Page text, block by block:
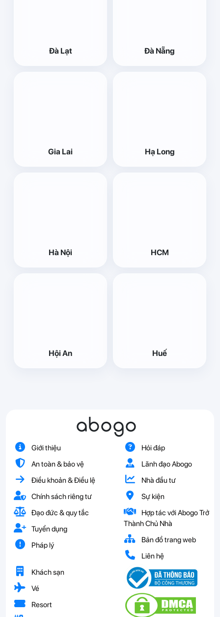
Đà Lạt Đà Nẵng
Gia Lai Hạ Long
Hà Nội HCM
Hội An Huế
abogo
Giới thiệu
An toàn & bảo vệ
Điều khoản & Điều lệ
Chính sách riêng tư
Đạo đức & quy tắc
Tuyển dụng
Pháp lý
Hỏi đáp
Lãnh đạo Abogo
Nhà đầu tư
Sự kiện
Hợp tác với Abogo Trở
Thành Chủ Nhà
Bản đồ trang web
Liên hệ
Khách sạn
Vé
Resort